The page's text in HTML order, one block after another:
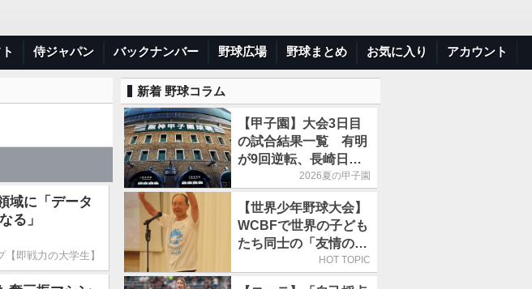
侍ジャパン バックナンバー 野球広場 野球まとめ お気に入り アカウント
域に「データ
る」
即戦力の大学生】
新着 野球コラム
【甲子園】大会3日目
の試合結果一覧 有明
が9回逆転、長崎日大
は15得点で大勝2026夏の甲子園
【世界少年野球大会】
WCBFで世界の子ども
たち同士の「友情の
輪」が広がる理由HOT TOPIC